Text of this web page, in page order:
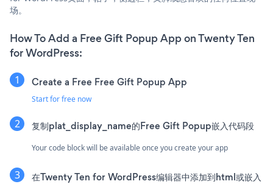
场。
How To Add a Free Gift Popup App on Twenty Ten
for WordPress:
Create a Free Free Gift Popup App
Start for free now
复制plat_display_name的Free Gift Popup嵌入代码段
Your code block will be available once you create your app
在Twenty Ten for WordPress编辑器中添加到html或嵌入